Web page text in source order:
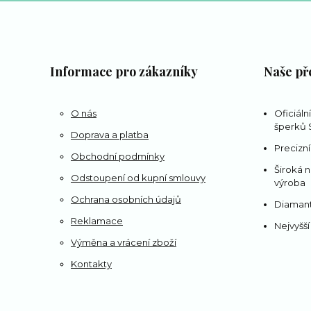
Informace pro zákazníky
O nás
Doprava a platba
Obchodní podmínky
Odstoupení od kupní smlouvy
Ochrana osobních údajů
Reklamace
Výměna a vrácení zboží
Kontakty
Naše
šperků
Široká
výroba